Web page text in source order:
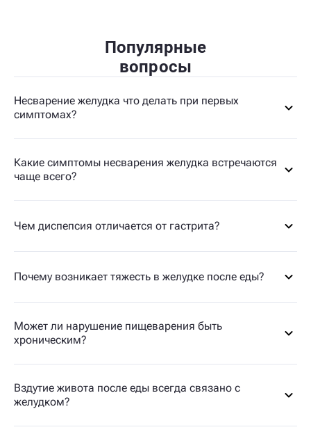
Популярные
вопросы
Несварение желудка что делать при первых
симптомах?
Какие симптомы несварения желудка встречаются
чаще всего?
Чем диспепсия отличается от гастрита?
Почему возникает тяжесть в желудке после еды?
Может ли нарушение пищеварения быть
хроническим?
Вздутие живота после еды всегда связано с
желудком?